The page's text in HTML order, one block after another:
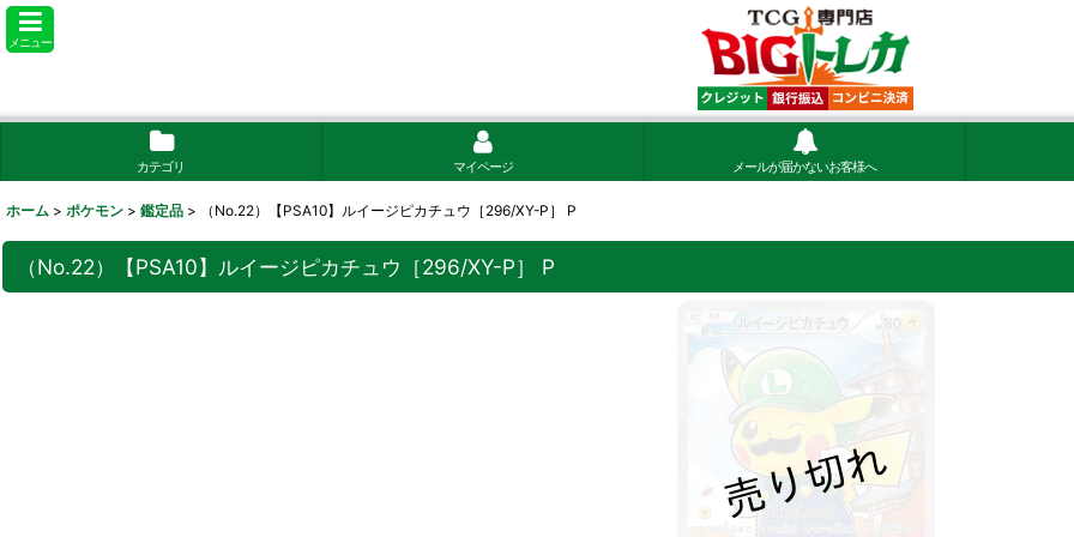
メニュー
カテゴリ マイページ メールが届かないお客様へ
ホーム > ポケモン > 鑑定品 > （No.22）【PSA10】ルイージピカチュウ［296/XY-P］ P
（No.22）【PSA10】ルイージピカチュウ［296/XY-P］ P